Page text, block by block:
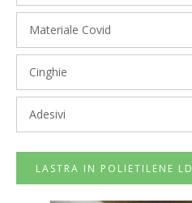
Materiale Covid
Cinghie
Adesivi
LASTRA IN POLIETILENE LD